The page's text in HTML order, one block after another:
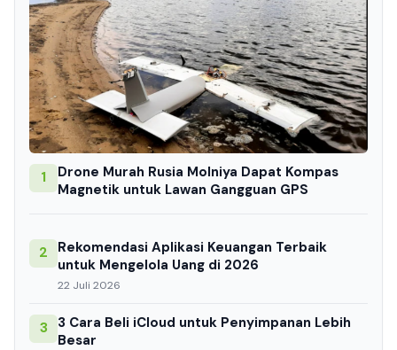
1
Drone Murah Rusia Molniya Dapat Kompas
Magnetik untuk Lawan Gangguan GPS
2
Rekomendasi Aplikasi Keuangan Terbaik
untuk Mengelola Uang di 2026
22 Juli 2026
3
3 Cara Beli iCloud untuk Penyimpanan Lebih
Besar